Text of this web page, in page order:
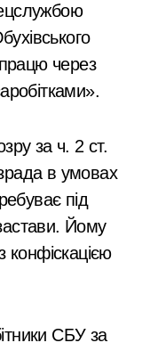
через
за ч. 2 ст.
в умовах
під
Йому
конфіскацією
СБУ за